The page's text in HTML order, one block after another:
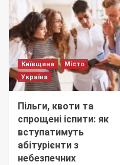
Київщина
Місто
Україна
Пільги, квоти та
спрощені іспити: як
вступатимуть
абітурієнти з
небезпечних